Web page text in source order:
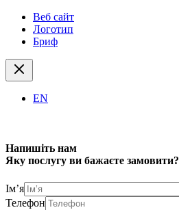
Веб сайт
Логотип
Бриф
EN
Напишіть нам
Яку послугу ви бажаєте замовити?
Ім’я
Телефон